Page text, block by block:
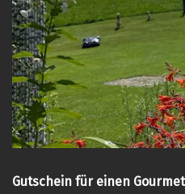
Gutschein für einen